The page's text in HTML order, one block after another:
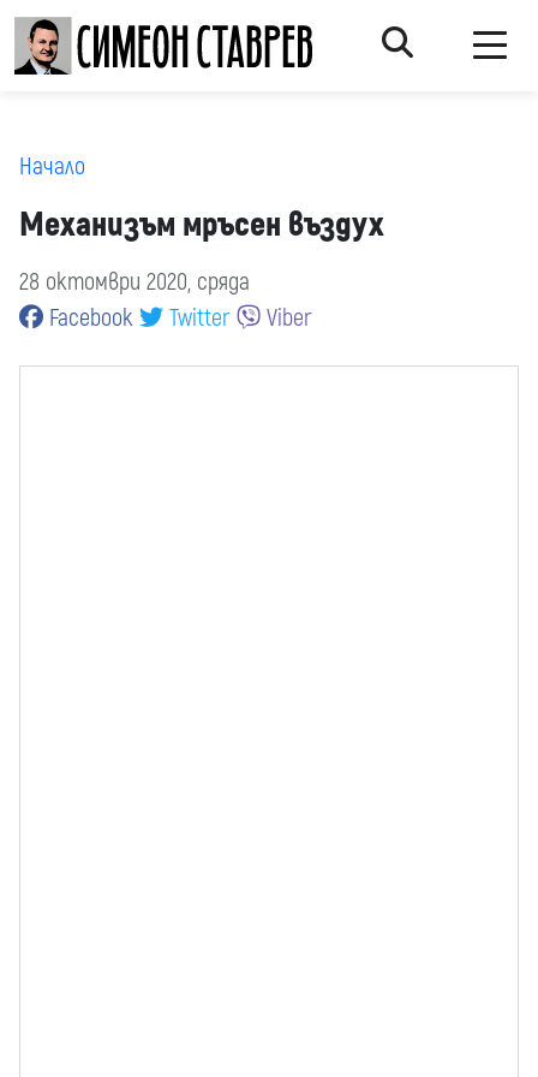
Начало
Механизъм мръсен въздух
28 октомври 2020, сряда
Facebook
Twitter Viber